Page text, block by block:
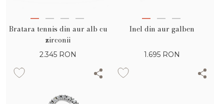
Bratara tennis din aur alb cu
zirconii
2.345 RON
Inel din aur galben
1.695 RON